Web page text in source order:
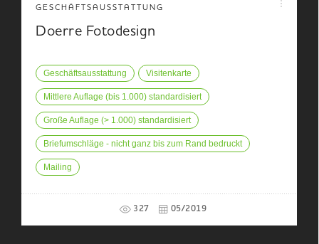
GESCHÄFTSAUSSTATTUNG
Doerre Fotodesign
Geschäftsausstattung Visitenkarte
Mittlere Auflage (bis 1.000) standardisiert
Große Auflage (> 1.000) standardisiert
Briefumschläge - nicht ganz bis zum Rand bedruckt
Mailing
327 05/2019